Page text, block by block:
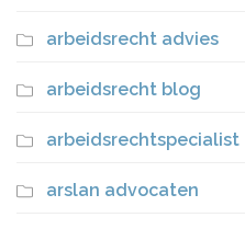
arbeidsrecht advies
arbeidsrecht blog
arbeidsrechtspecialist
arslan advocaten